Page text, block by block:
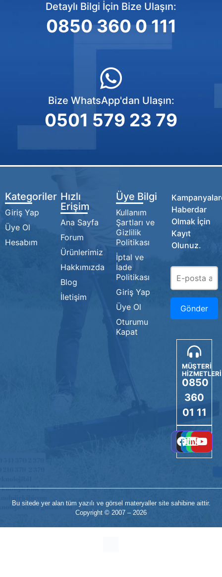
Detaylı Bilgi İçin Bize Ulaşın:
0850 360 0 111
Bize WhatsApp'dan Ulaşın:
0501 579 23 79
Kategoriler
Giriş Yap
Üye Ol
Hesabım
Hızlı
Erişim
Ana Sayfa
Forum
Ürünlerimiz
Hakkımızda
Blog
İletişim
Üye Bilgi
Kullanım
Şartları ve
Gizlilik
Politikası
İptal ve
İade
Politikası
Giriş Yap
Üye Ol
Oturumu
Kapat
Haberdar
Olmak İçin
Kayıt
Olunuz.
MÜŞTERİ
HİZMETLERİ
0850
360
01 11
Bu sitede yer alan tüm yazılı ve görsel materyaller site sahibine aittir.
Copyright © 2007 – 2026